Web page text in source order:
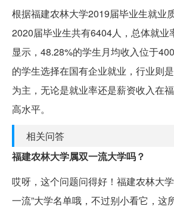
根据福建农林大学2019届毕业生就业
2020届毕业生共有6404人，总体就业
显示，48.28%的学生月均收入位于
的学生选择在国有企业就业，行业则
为主，无论是就业率还是薪资收入在
高水平。
相关问答
福建农林大学属双一流大学吗？
哎呀，这个问题问得好！福建农林大
一流”大学名单哦，不过别小看它，这